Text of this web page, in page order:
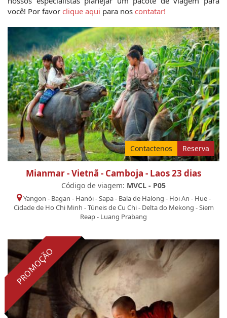
você! Por favor clique aqui para nos contatar!
Contactenos Reserva
Mianmar - Vietnã - Camboja - Laos 23 dias
Código de viagem: MVCL - P05
Yangon - Bagan - Hanói-Sapa- Baía de Halong - Hoi An - Hue-
Cidade de Ho Chi Minh -Túneis de Cu Chi- Delta do Mekong -Siem
Reap- Luang Prabang
PROMOÇÃO